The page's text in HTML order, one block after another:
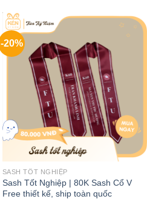
-20%
SASH TỐT NGHIỆP
Sash Tốt Nghiệp | 80K Sash Cổ V
Free thiết kế, ship toàn quốc